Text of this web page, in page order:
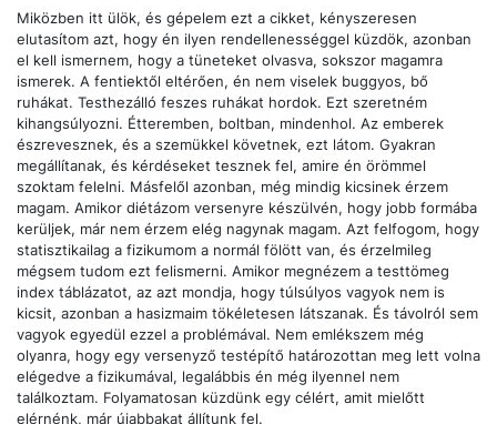
Miközben itt ülök, és gépelem ezt a cikket, kényszeresen
elutasítom azt, hogy én ilyen rendellenességgel küzdök, azonban
el kell ismernem, hogy a tüneteket olvasva, sokszor magamra
ismerek. A fentiektől eltérően, én nem viselek buggyos, bő
ruhákat. Testhezálló feszes ruhákat hordok. Ezt szeretném
kihangsúlyozni. Étteremben, boltban, mindenhol. Az emberek
észrevesznek, és a szemükkel követnek, ezt látom. Gyakran
megállítanak, és kérdéseket tesznek fel, amire én örömmel
szoktam felelni. Másfelől azonban, még mindig kicsinek érzem
magam. Amikor diétázom versenyre készülvén, hogy jobb formába
kerüljek, már nem érzem elég nagynak magam. Azt felfogom, hogy
statisztikailag a fizikumom a normál fölött van, és érzelmileg
mégsem tudom ezt felismerni. Amikor megnézem a testtömeg
index táblázatot, az azt mondja, hogy túlsúlyos vagyok nem is
kicsit, azonban a hasizmaim tökéletesen látszanak. És távolról sem
vagyok egyedül ezzel a problémával. Nem emlékszem még
olyanra, hogy egy versenyző testépítő határozottan meg lett volna
elégedve a fizikumával, legalábbis én még ilyennel nem
találkoztam. Folyamatosan küzdünk egy célért, amit mielőtt
elérnénk, már újabbakat állítunk fel.